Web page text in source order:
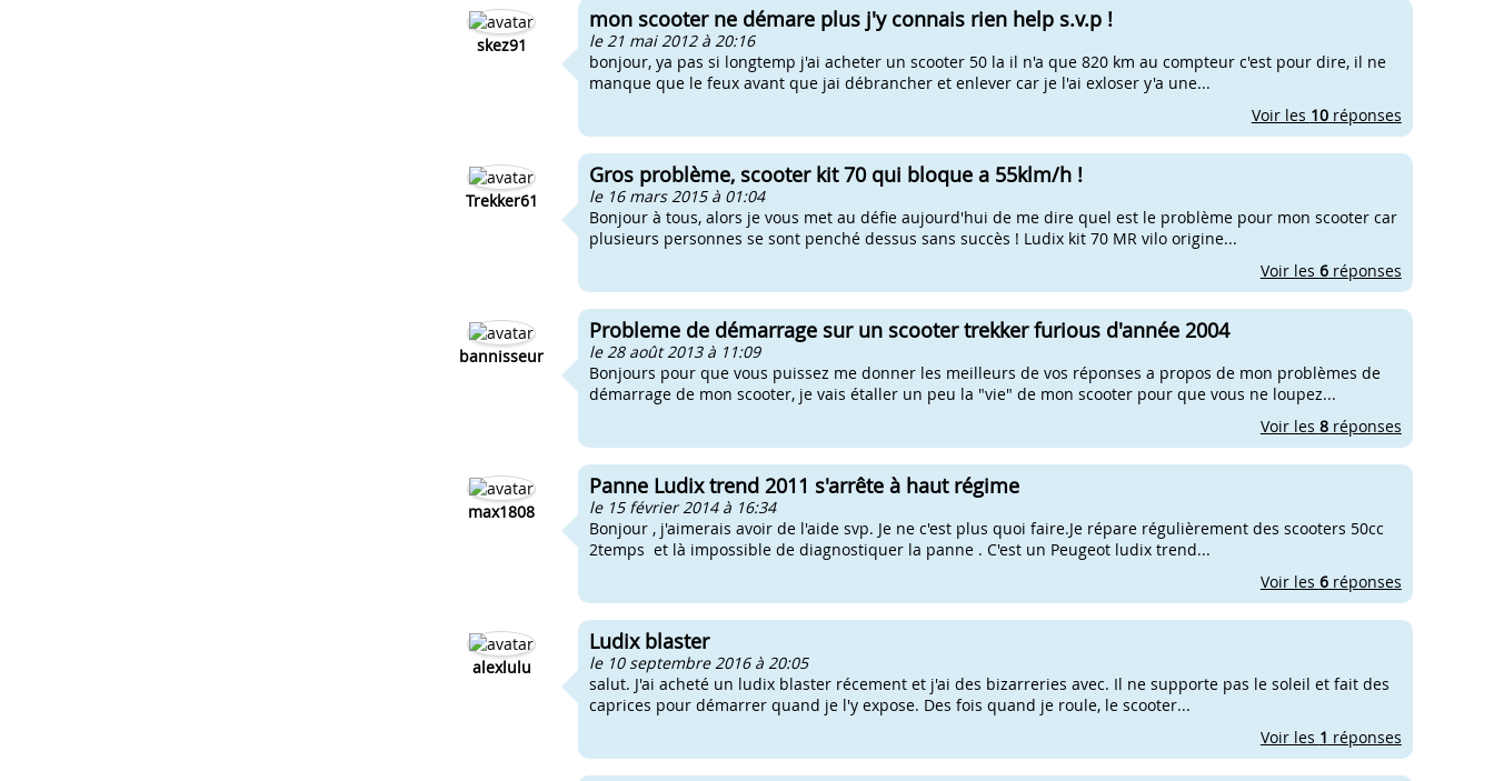
skez91
mon scooter ne démare plus j'y connais rien help s.v.p !
le 21 mai 2012 à 20:16
bonjour, ya pas si longtemp j'ai acheter un scooter 50 la il n'a que 820 km au compteur c'est pour dire, il ne
manque que le feux avant que jai débrancher et enlever car je l'ai exloser y'a une...
Voir les 10réponses
Trekker61
Gros problème, scooter kit 70 qui bloque a 55klm/h !
le 16 mars 2015 à 01:04
Bonjour à tous, alors je vous met au défie aujourd'hui de me dire quel est le problème pour mon scooter car
plusieurs personnes se sont penché dessus sans succès ! Ludix kit 70 MR vilo origine...
Voir les 6réponses
bannisseur
Probleme de démarrage sur un scooter trekker furious d'année 2004
le 28 août 2013 à 11:09
Bonjours pour que vous puissez me donner les meilleurs de vos réponses a propos de mon problèmes de
démarrage de mon scooter, je vais étaller un peu la "vie" de mon scooter pour que vous ne loupez...
Voir les 8réponses
max1808
Panne Ludix trend 2011 s'arrête à haut régime
le 15 février 2014 à 16:34
Bonjour , j'aimerais avoir de l'aide svp. Je ne c'est plus quoi faire.Je répare régulièrement des scooters 50cc
2temps et là impossible de diagnostiquer la panne . C'est un Peugeot ludix trend...
Voir les 6réponses
alexlulu
Ludix blaster
le 10 septembre 2016 à 20:05
salut. J'ai acheté un ludix blaster récement et j'ai des bizarreries avec. Il ne supporte pas le soleil et fait des
caprices pour démarrer quand je l'y expose. Des fois quand je roule, le scooter...
Voir les 1 réponses